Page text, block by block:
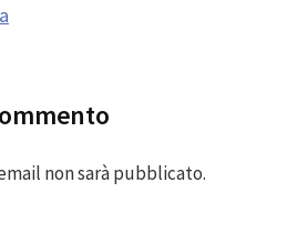
non sarà pubblicato.